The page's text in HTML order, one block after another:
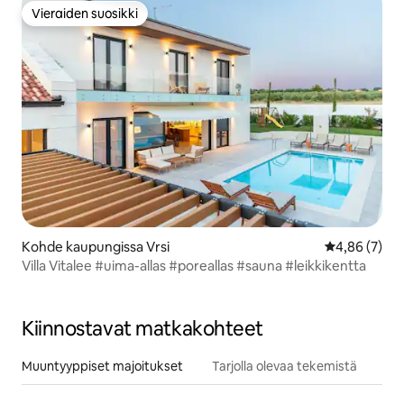
Vieraiden suosikki
Vieraiden suosikki
Kohde kaupungissa Vrsi
4,86 (7)
Villa Vitalee #uima-allas #poreallas #sauna #leikkikentta
Kiinnostavat matkakohteet
Muuntyyppiset majoitukset Tarjolla olevaa tekemistä